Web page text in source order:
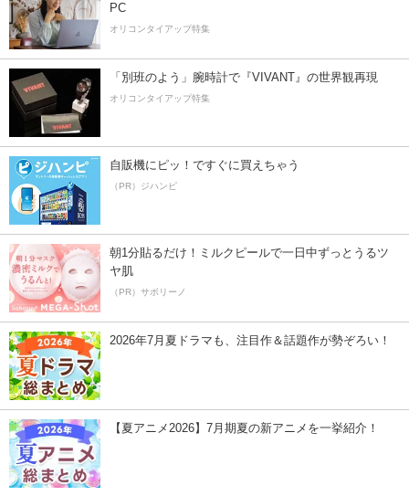
PC
オリコンタイアップ特集
「別班のよう」腕時計で『VIVANT』の世界観再現
オリコンタイアップ特集
自販機にピッ！ですぐに買えちゃう
（PR）ジハンピ
朝1分貼るだけ！ミルクピールで一日中ずっとうるツ
ヤ肌
（PR）サボリーノ
2026年7月夏ドラマも、注目作＆話題作が勢ぞろい！
【夏アニメ2026】7月期夏の新アニメを一挙紹介！